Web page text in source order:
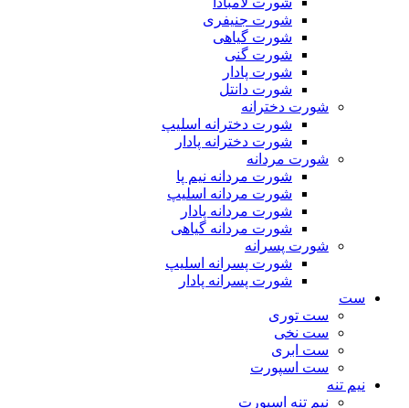
شورت جنیفری
شورت گیاهی
شورت گنی
شورت پادار
شورت دانتل
شورت دخترانه
شورت دخترانه اسلیپ
شورت دخترانه پادار
شورت مردانه
شورت مردانه نیم پا
شورت مردانه اسلیپ
شورت مردانه پادار
شورت مردانه گیاهی
شورت پسرانه
شورت پسرانه اسلیپ
شورت پسرانه پادار
ست
ست توری
ست نخی
ست ابری
ست اسپورت
نیم تنه
نیم تنه اسپورت